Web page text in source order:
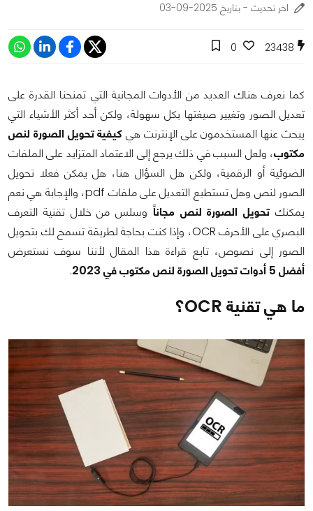
اخر تحديث - بتاريخ 2025-09-03
23438
0
كما نعرف هناك العديد من الأدوات المجانية التي تمنحنا القدرة على
تعديل الصور وتغيير صيغتها بكل سهولة، ولكن أحد أكثر الأشياء التي
يبحث عنها المستخدمون على الإنترنت هيكيفية تحويل الصورة لنص
مكتوب، ولعل السبب في ذلك يرجع إلى الاعتماد المتزايد على الملفات
الضوئية أو الرقمية، ولكن هل السؤال هنا، هل يمكن فعلا تحويل
الصور لنص وهل تستطيع التعديل على ملفات pdf، والإجابة هي نعم
يمكنك تحويل الصورة لنص مجاناً وسلس من خلال تقنية التعرف
البصري على الأحرف OCR، وإذا كنت بحاجة لطريقة تسمح لك بتحويل
الصور إلى نصوص، تابع قراءة هذا المقال لأننا سوف نستعرض
أفضل 5 أدوات تحويل الصورة لنص مكتوب في 2023
.
ما هي تقنية OCR؟